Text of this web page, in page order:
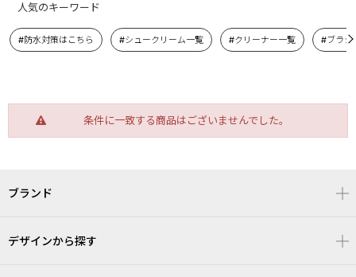
条件に一致する商品はございませんでした。
人気のキーワード
#防水対策はこちら #シュークリーム一覧 #クリーナー一覧 #ブラシ
ブランド
デザインから探す